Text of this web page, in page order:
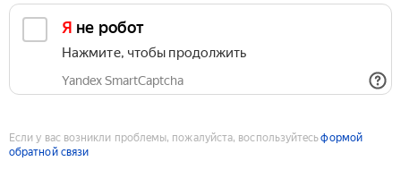
Я не робот
Нажмите, чтобы продолжить
Yandex SmartCaptcha
Если у вас возникли проблемы, пожалуйста, воспользуйтесьформой
обратной связи